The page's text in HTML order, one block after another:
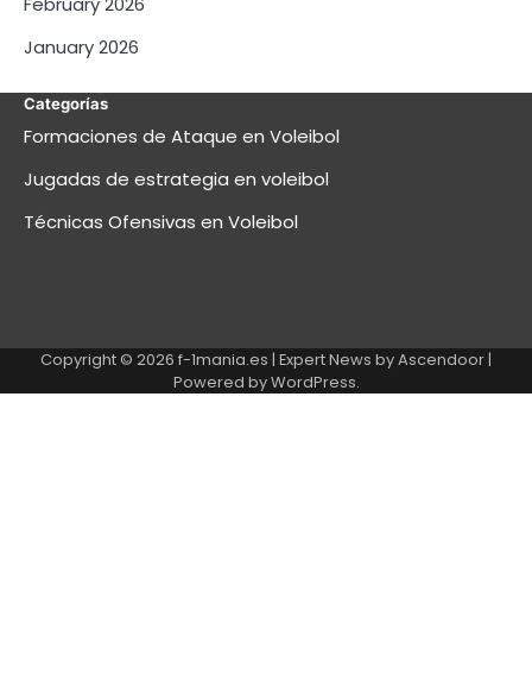
January 2026
Categorías
Formaciones de Ataque en Voleibol
Jugadas de estrategia en voleibol
Técnicas Ofensivas en Voleibol
Copyright © 2026 f-1mania.es | Expert News byAscendoor |
Powered byWordPress.